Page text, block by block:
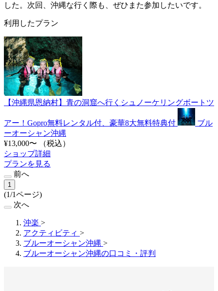
した。次回、沖縄な行く際も、ぜひまた参加したいです。
利用したプラン
【沖縄県恩納村】青の洞窟へ行くシュノーケリングボートツ
アー！Gopro無料レンタル付、豪華8大無料特典付
ブル
ーオーシャン沖縄
¥13,000〜
（税込）
ショップ詳細
プランを見る
前へ
1
(1/1ページ)
次へ
沖楽 >
アクティビティ >
ブルーオーシャン沖縄 >
ブルーオーシャン沖縄の口コミ・評判